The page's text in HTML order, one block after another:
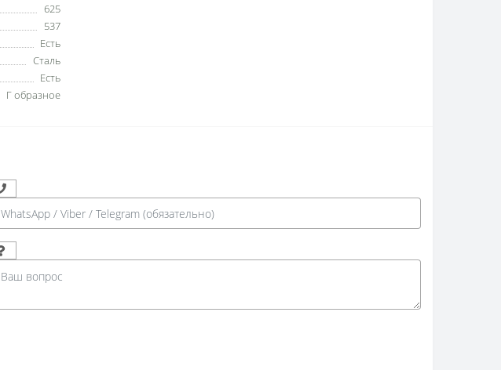
625
537
Есть
Сталь
Есть
Г образное